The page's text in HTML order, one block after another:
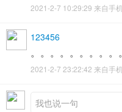
2021-2-7 10:29:29 来自手机
123456
。。。。。。。。。。
2021-2-7 23:22:42 来自手机